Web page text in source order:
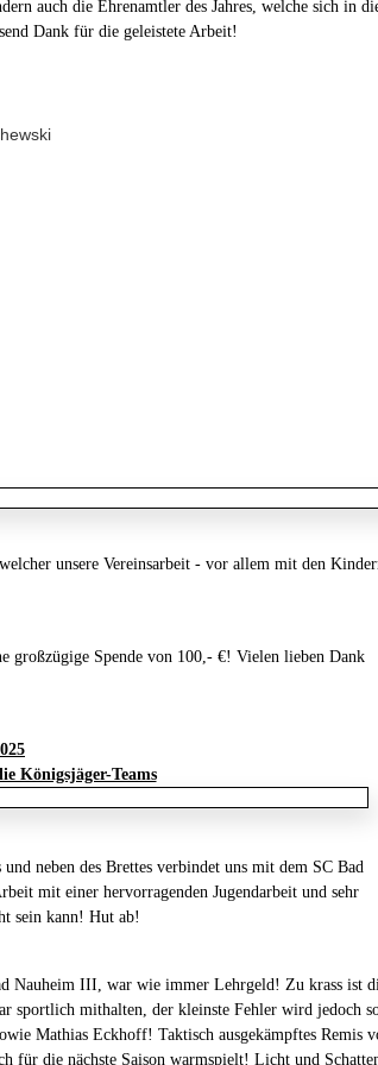
auch die Ehrenamtler des Jahres, welche sich in
Dank für die geleistete Arbeit!
unsere Vereinsarbeit - vor allem mit den
großzügige Spende von 100,- €! Vielen lieben Dank
Königsjäger-Teams
neben des Brettes verbindet uns mit dem SC Bad
mit einer hervorragenden Jugendarbeit und sehr
sein kann! Hut ab!
Nauheim III, war wie immer Lehrgeld! Zu krass ist
sportlich mithalten, der kleinste Fehler wird jedoch
Mathias Eckhoff! Taktisch ausgekämpftes Remis
für die nächste Saison warmspielt! Licht und